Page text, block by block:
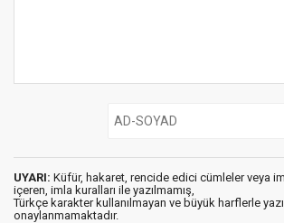
UYARI: Küfür, hakaret, rencide edici cümleler veya
içeren, imla kuralları ile yazılmamış,
Türkçe karakter kullanılmayan ve büyük harflerle
onaylanmamaktadır.